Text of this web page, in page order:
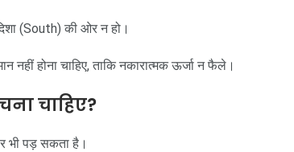
(South) की ओर न हो।
होना चाहिए, ताकि नकारात्मक ऊर्जा न फैले।
चाहिए?
भी पड़ सकता है।